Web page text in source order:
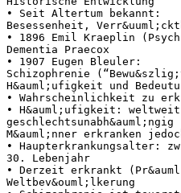
• Seit Altertum bekannt:
Besessenheit,
• 1896 Emil Kraeplin
Dementia Praecox
• 1907 Eugen Bleuler:
Schizophrenie
H&auml;ufigkeit und
• Wahrscheinlichkeit zu
• H&auml;ufigkeit:
geschlechtsunabh&auml;ngig
M&auml;nner erkranken
• Haupterkrankungsalter:
30. Lebenjahr
• Derzeit erkrankt
Weltbev&ouml;lkerung